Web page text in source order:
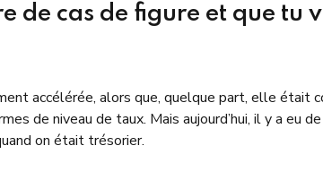
de cas de figure et que tu
accélérée, alors que, quelque part, elle était
de niveau de taux. Mais aujourd’hui, il y a eu
on était trésorier.